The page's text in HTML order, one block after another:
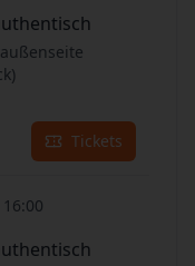
Tickets
16:00